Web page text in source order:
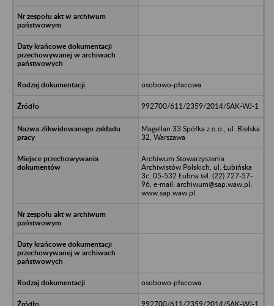
osobowo-płacowa
992700/611/2359/2014/SAK-WJ-1
Magellan 33 Spółka z o.o., ul. Bielska
32, Warszawa
Archiwum Stowarzyszenia
Archiwistów Polskich, ul. Łubińska
3c, 05-532 Łubna tel. (22) 727-57-
96, e-mail: archiwum@sap.waw.pl;
www.sap.waw.pl
osobowo-płacowa
992700/611/2359/2014/SAK-WJ-1